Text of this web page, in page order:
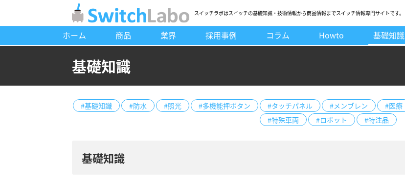
スイッチラボはスイッチの基礎知識・技術情報から商品情報までスイッチ情報専門サイトです。
ホーム 商品 業界 採用事例 コラム Howto 基礎知識
基礎知識
#基礎知識 #防水 #照光 #多機能押ボタン #タッチパネル #メンブレン #医療
#特殊車両
#ロボット #特注品
基礎知識